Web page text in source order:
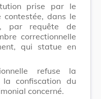
prise par le
contestée, dans le
par requête de
correctionnelle
qui statue en
refuse la
la confiscation du
concerné.